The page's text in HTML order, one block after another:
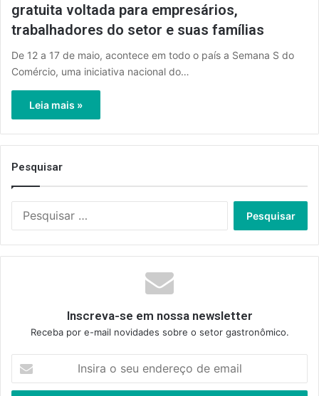
gratuita voltada para empresários,
trabalhadores do setor e suas famílias
De 12 a 17 de maio, acontece em todo o país a Semana S do
Comércio, uma iniciativa nacional do…
Leia mais »
Pesquisar
Inscreva-se em nossa newsletter
Receba por e-mail novidades sobre o setor gastronômico.
seu